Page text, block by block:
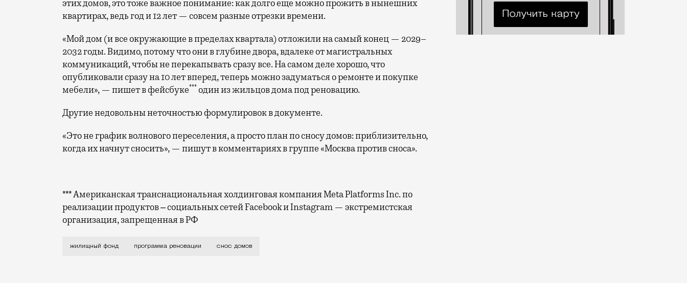
этих домов, это тоже важное понимание: как долго еще можно прожить в нынешних
квартирах, ведь год и 12 лет — совсем разные отрезки времени.
«Мой дом (и все окружающие в пределах квартала) отложили на самый конец — 2029–
2032 годы. Видимо, потому что они в глубине двора, вдалеке от магистральных
коммуникаций, чтобы не перекапывать сразу все. На самом деле хорошо, что
опубликовали сразу на 10 лет вперед, теперь можно задуматься о ремонте и покупке
мебели», — пишет в фейсбуке***один из жильцов дома под реновацию.
Другие недовольны неточностью формулировок в документе.
«Это не график волнового переселения, а просто план по сносу домов: приблизительно,
когда их начнут сносить», — пишут в комментариях в группе «Москва против сноса».
*** Американская транснациональная холдинговая компания Meta Platforms Inc. по
реализации продуктов ‒ социальных сетей Facebook и Instagram — экстремистская
организация, запрещенная в РФ
жилищный фонд программа реновации снос домов